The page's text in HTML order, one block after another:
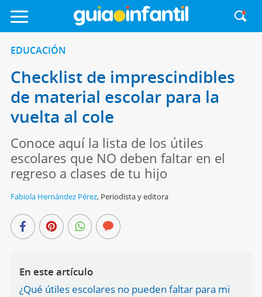
EDUCACIÓN
Checklist de imprescindibles
de material escolar para la
vuelta al cole
Conoce aquí la lista de los útiles
escolares que NO deben faltar en el
regreso a clases de tu hijo
Fabiola Hernández Pérez, Periodista y editora
En este artículo
¿Qué útiles escolares no pueden faltar para mi